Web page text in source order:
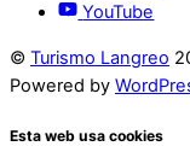
YouTube
© Turismo Langreo
Powered by
Esta web usa cookies